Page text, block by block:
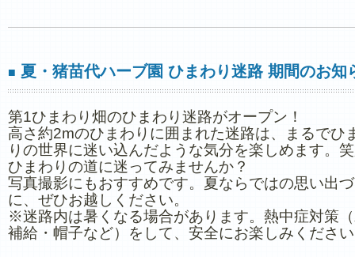
■ 夏・猪苗代ハーブ園 ひまわり迷路 期間のお知
第1ひまわり畑のひまわり迷路がオープン！
高さ約2mのひまわりに囲まれた迷路は、まるでひ
りの世界に迷い込んだような気分を楽しめます。
ひまわりの道に迷ってみませんか？
写真撮影にもおすすめです。夏ならではの思い出
に、ぜひお越しください。
※迷路内は暑くなる場合があります。熱中症対策
補給・帽子など）をして、安全にお楽しみくださ